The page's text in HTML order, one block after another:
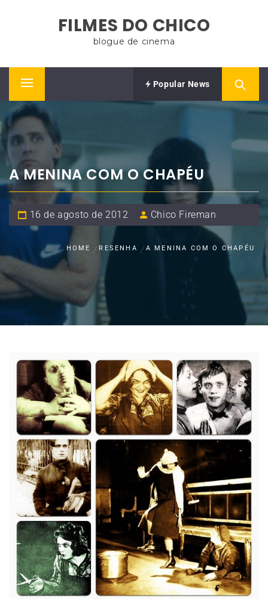
FILMES DO CHICO
blogue de cinema
Primary
Menu
Popular News
A MENINA COM O CHAPÉU
16 de agosto de 2012 Chico Fireman
HOME RESENHA A MENINA COM O CHAPÉU